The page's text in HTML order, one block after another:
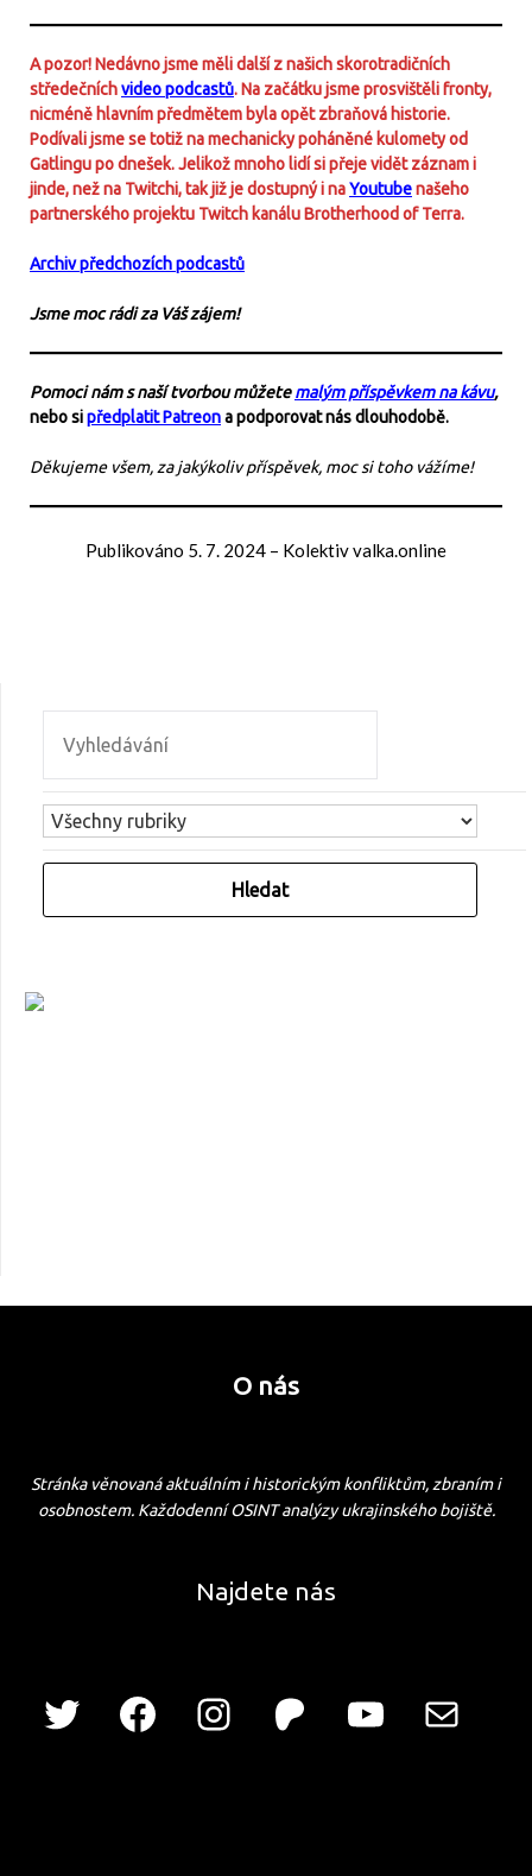
A pozor! Nedávno jsme měli další z našich skorotradičních
středečníchvideo podcastů. Na začátku jsme prosvištěli fronty,
nicméně hlavním předmětem byla opět zbraňová historie.
Podívali jsme se totiž na mechanicky poháněné kulomety od
Gatlingu po dnešek. Jelikož mnoho lidí si přeje vidět záznam i
jinde, než na Twitchi, tak již je dostupný i naYoutubenašeho
partnerského projektu Twitch kanálu Brotherhood of Terra.
Archiv předchozích podcastů
Jsme moc rádi za Váš zájem!
Pomoci nám s naší tvorbou můžetemalým příspěvkem na kávu,
nebo sipředplatit Patreona podporovat nás dlouhodobě.
Děkujeme všem, za jakýkoliv příspěvek, moc si toho vážíme!
Publikováno 5. 7. 2024 – Kolektiv valka.online
O nás
Stránka věnovaná aktuálním i historickým konfliktům, zbraním i
osobnostem. Každodenní OSINT analýzy ukrajinského bojiště.
Najdete nás